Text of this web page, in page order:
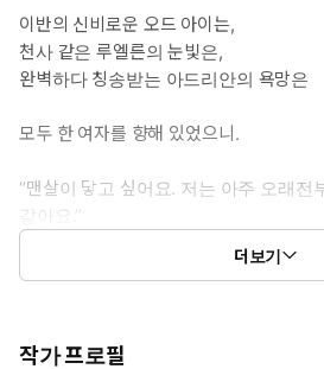
화염 능력자.
가이드와 팬들에게는 매너가 좋으나, 몬스
다. 몬스터로부터 인간을 지켜야 한다는
아무에게도 드러내지 못했던 내밀한 욕망
다.
*이럴 때 보세요: 한 여자를 둘러싼 세 남
으로 즐기고 싶을 때, 한 남자만 고르기
을 보고 싶을 때.
*공감 글귀: 아저씨가 주워 온 가여운 아
이반의 신비로운 오드 아이는,
천사 같은 루엘른의 눈빛은,
완벽하다 칭송받는 아드리안의 욕망은
모두 한 여자를 향해 있었으니.
“맨살이 닿고 싶어요. 저는 아주 오래
같아요.”
해서는 안 될 짓을 저지르고 있다는 생각.
세 남자를 향한 마음이 각기 다른 형태로
더보기
작가 프로필